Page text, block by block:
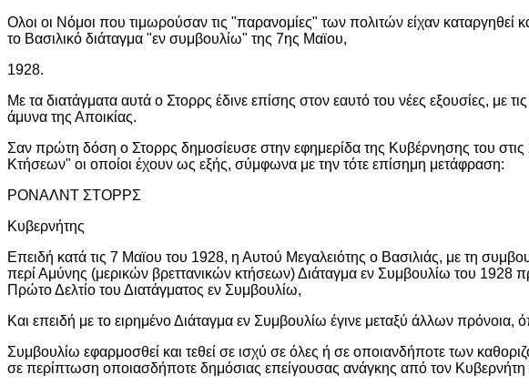
Ολοι οι Νόμοι που τιμωρούσαν τις "παρανομίες" των πολιτών είχαν
το Βασιλικό διάταγμα "εν συμβουλίω" της 7ης Μαϊου,
1928.
Με τα διατάγματα αυτά ο Στορρς έδινε επίσης στον εαυτό του νέες εξουσίες, με
άμυνα της Αποικίας.
Σαν πρώτη δόση ο Στορρς δημοσίευσε στην εφημερίδα της Κυβέρνησης του
Κτήσεων" οι οποίοι έχουν ως εξής, σύμφωνα με την τότε επίσημη μετάφραση:
ΡΟΝΑΛΝΤ ΣΤΟΡΡΣ
Κυβερνήτης
Επειδή κατά τις 7 Μαϊου του 1928, η Αυτού Μεγαλειότης ο Βασιλιάς, με τη
περί Αμύνης (μερικών βρεττανικών κτήσεων) Διάταγμα εν Συμβουλίω του 1928
Πρώτο Δελτίο του Διατάγματος εν Συμβουλίω,
Και επειδή με το ειρημένο Διάταγμα εν Συμβουλίω έγινε μεταξύ άλλων πρόνοια,
Συμβουλίω εφαρμοσθεί και τεθεί σε ισχύ σε όλες ή σε οποιανδήποτε των
σε περίπτωση οποιασδήποτε δημόσιας επείγουσας ανάγκης από τον Κυβερνήτη